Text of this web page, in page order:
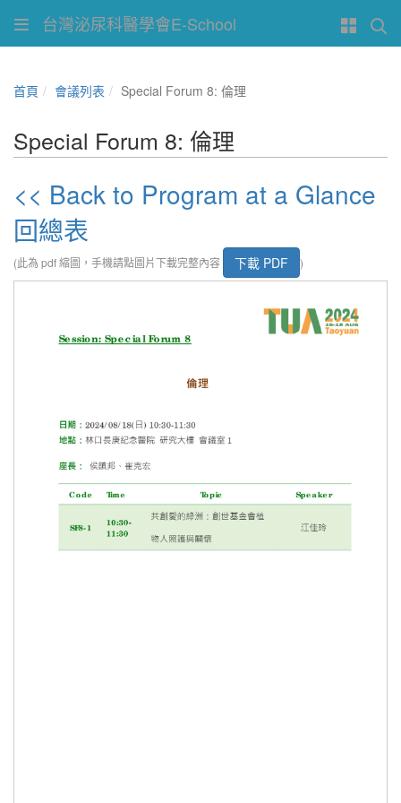
台灣泌尿科醫學會E-School
首頁 會議列表 Special Forum 8: 倫理
Special Forum 8: 倫理
<< Back to Program at a Glance
回總表
(此為 pdf 縮圖，手機請點圖片下載完整內容 下載 PDF )